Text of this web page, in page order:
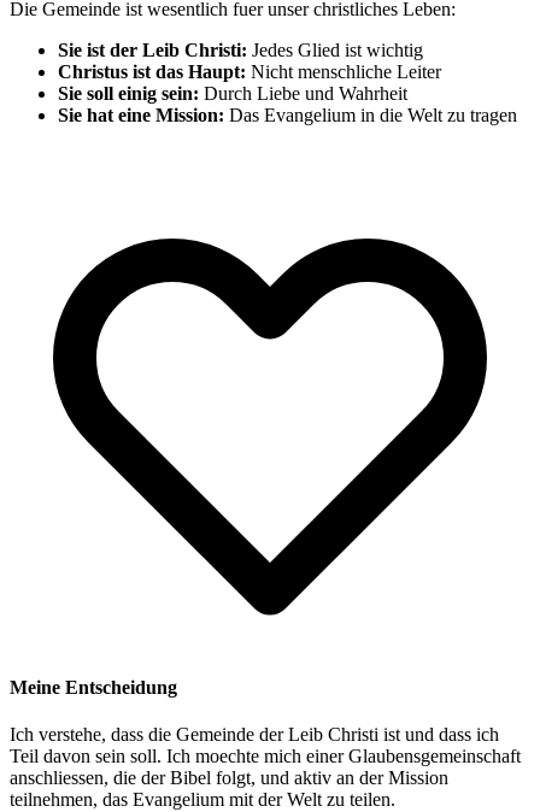
Die Gemeinde ist wesentlich fuer unser christliches Leben:
Sie ist der Leib Christi: Jedes Glied ist wichtig
Christus ist das Haupt: Nicht menschliche Leiter
Sie soll einig sein: Durch Liebe und Wahrheit
Sie hat eine Mission: Das Evangelium in die Welt zu tragen
Meine Entscheidung
Ich verstehe, dass die Gemeinde der Leib Christi ist und dass ich
Teil davon sein soll. Ich moechte mich einer Glaubensgemeinschaft
anschliessen, die der Bibel folgt, und aktiv an der Mission
teilnehmen, das Evangelium mit der Welt zu teilen.